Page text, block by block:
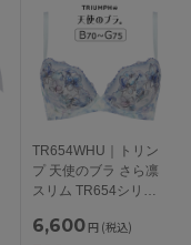
TR654WHU｜トリン
プ 天使のブラ さら凛
スリム TR654シリー
BCDEFGカップ アン
6,600 円 (税込)